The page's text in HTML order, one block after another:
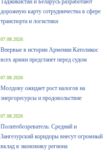
Таджикистан и Беларусь разработают
дорожную карту сотрудничества в сфере
транспорта и логистики
07.08.2026
Впервые в истории Армении Католикос
всех армян предстанет перед судом
07.08.2026
Молдову ожидает рост налогов на
энергоресурсы и продовольствие
07.08.2026
Политобозреватель: Средний и
Зангезурский коридоры внесут огромный
вклад в экономику региона